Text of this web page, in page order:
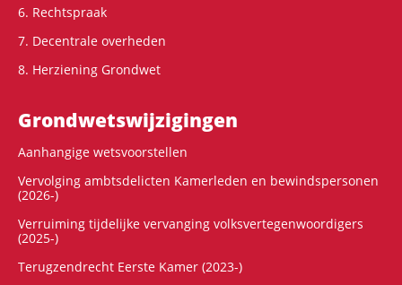
6. Rechtspraak
7. Decentrale overheden
8. Herziening Grondwet
Grondwets­wijzigingen
Aanhangige wetsvoorstellen
Vervolging ambtsdelicten Kamerleden en bewindspersonen
(2026-)
Verruiming tijdelijke vervanging volksvertegenwoordigers
(2025-)
Terugzendrecht Eerste Kamer (2023-)